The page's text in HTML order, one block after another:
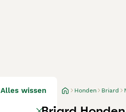
Alles wissen Honden Briard